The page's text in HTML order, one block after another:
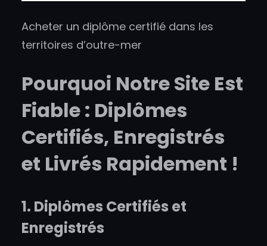
Acheter un diplôme certifié dans les
territoires d’outre-mer
Pourquoi Notre Site Est
Fiable : Diplômes
Certifiés, Enregistrés
et Livrés Rapidement !
1. Diplômes Certifiés et
Enregistrés